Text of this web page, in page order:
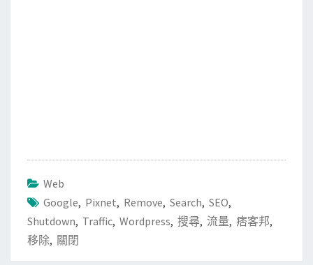
Web
Google, Pixnet, Remove, Search, SEO,
Shutdown, Traffic, Wordpress, 搜尋, 流量, 痞客邦,
移除, 關閉